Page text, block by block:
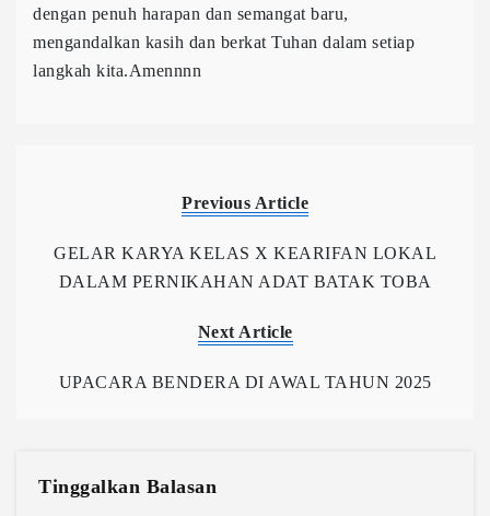
dengan penuh harapan dan semangat baru,
mengandalkan kasih dan berkat Tuhan dalam setiap
langkah kita.Amennnn
Previous Article
GELAR KARYA KELAS X KEARIFAN LOKAL
DALAM PERNIKAHAN ADAT BATAK TOBA
Next Article
UPACARA BENDERA DI AWAL TAHUN 2025
Tinggalkan Balasan